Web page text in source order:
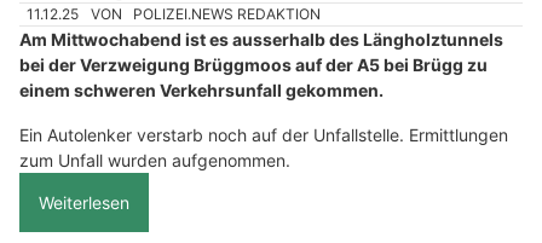
11.12.25 VON POLIZEI.NEWS REDAKTION
Am Mittwochabend ist es ausserhalb des Längholztunnels
bei der Verzweigung Brüggmoos auf der A5 bei Brügg zu
einem schweren Verkehrsunfall gekommen.
Ein Autolenker verstarb noch auf der Unfallstelle. Ermittlungen
zum Unfall wurden aufgenommen.
Weiterlesen